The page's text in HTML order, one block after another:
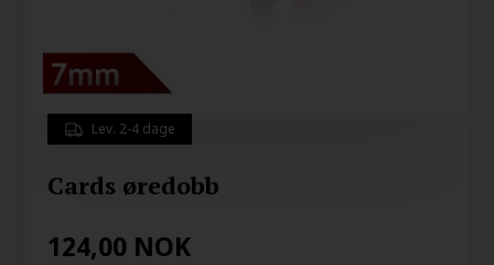
Lev. 2-4 dage
Cards øredobb
124,00 NOK